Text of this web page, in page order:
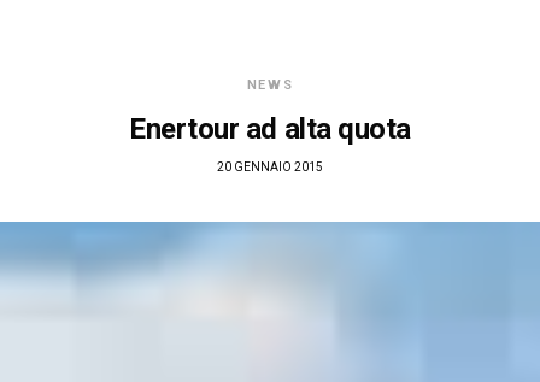
NEWS
Enertour ad alta quota
20 GENNAIO 2015